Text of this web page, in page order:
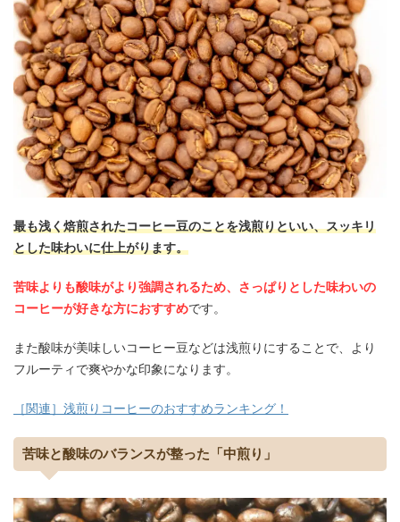
最も浅く焙煎されたコーヒー豆のことを浅煎りといい、スッキリ
とした味わいに仕上がります。
苦味よりも酸味がより強調されるため、さっぱりとした味わいの
コーヒーが好きな方におすすめです。
また酸味が美味しいコーヒー豆などは浅煎りにすることで、より
フルーティで爽やかな印象になります。
［関連］浅煎りコーヒーのおすすめランキング！
苦味と酸味のバランスが整った「中煎り」